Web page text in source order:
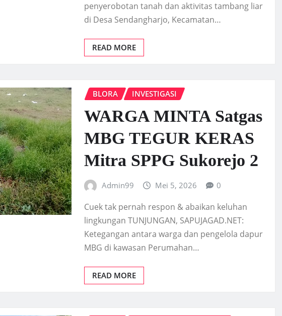
penyerobotan tanah dan aktivitas tambang liar
di Desa Sendangharjo, Kecamatan…
READ MORE
BLORA INVESTIGASI
WARGA MINTA Satgas
MBG TEGUR KERAS
Mitra SPPG Sukorejo 2
Admin99 Mei 5, 2026 0
Cuek tak pernah respon & abaikan keluhan
lingkungan TUNJUNGAN, SAPUJAGAD.NET:
Ketegangan antara warga dan pengelola dapur
MBG di kawasan Perumahan…
READ MORE